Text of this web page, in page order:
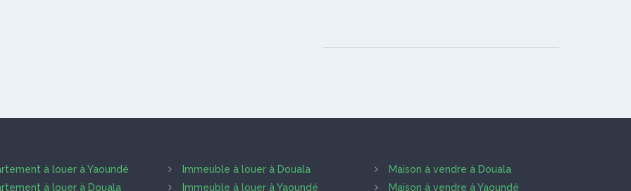
à louer à Yaoundé
à louer à Douala
Immeuble à louer à Douala
Immeuble à louer à Yaoundé
Maison à vendre à Douala
Maison à vendre à Yaoundé